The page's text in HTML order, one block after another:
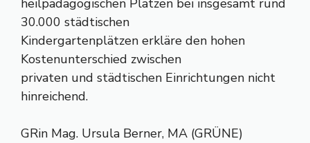
heilpädagogischen Plätzen bei insgesamt rund
30.000 städtischen
Kindergartenplätzen erkläre den hohen
Kostenunterschied zwischen
privaten und städtischen Einrichtungen nicht
hinreichend.
GRin Mag. Ursula Berner, MA (GRÜNE)